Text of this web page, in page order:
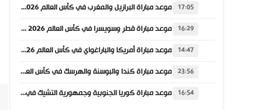
17:05 موعد مباراة البرازيل والمغرب في كأس العالم 2026 والقنوات الناقلة
16:29 موعد مباراة قطر وسويسرا في كأس العالم 2026 والقنوات الناقلة
14:47 موعد مباراة أمريكا والباراغواي في كأس العالم 2026 والقنوات الناقلة
23:56 موعد مباراة كندا والبوسنة والهرسك في كأس العالم 2026 والقنوات الناقلة
16:54 موعد مباراة كوريا الجنوبية وجمهورية التشيك في كأس العالم 2026 والقنوات الناقلة